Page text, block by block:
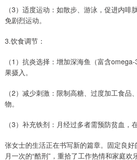
（3）适度运动：如散步、游泳，促进内啡
免剧烈运动。
3.饮食调节：
（1）抗炎选择：增加深海鱼（富含
果摄入。
（2）减少刺激：限制高糖、过度加工食品
物。
（3）补充铁剂：月经过多者需预防贫血，
张女士的生活正在书写新的篇章。固定良
月一次的“酷刑”，重拾了工作热情和家庭欢